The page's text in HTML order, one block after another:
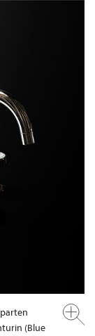
(Blue